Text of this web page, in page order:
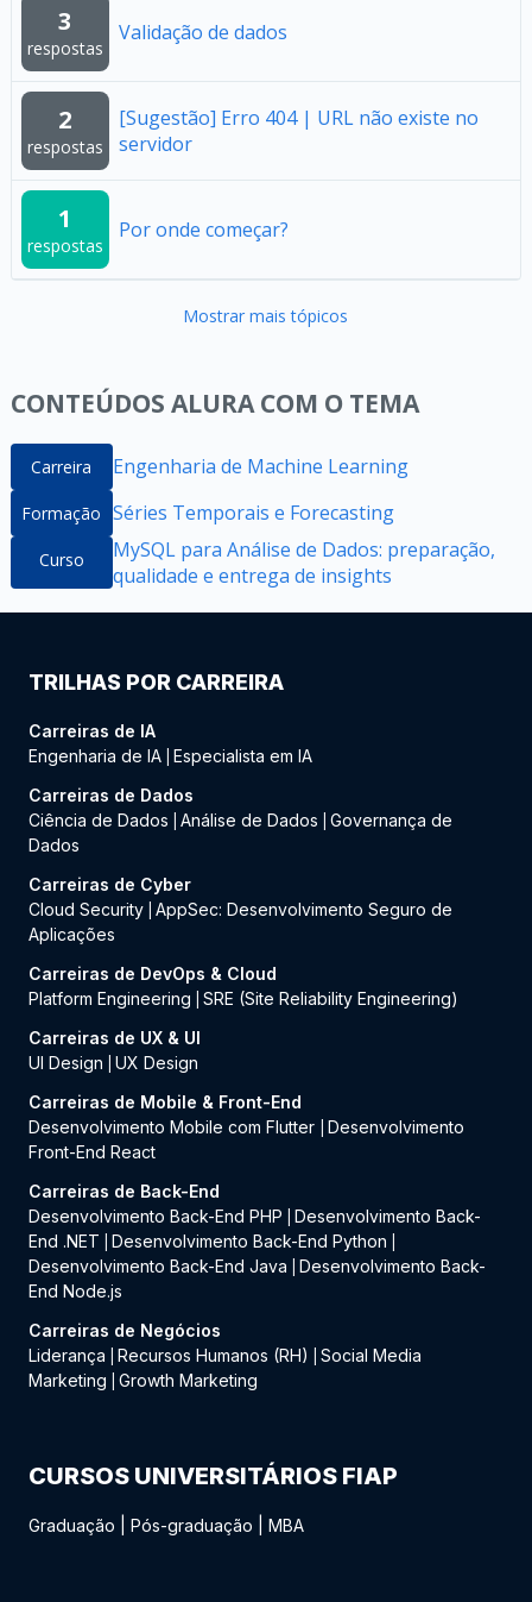
3
respostas
Validação de dados
2
respostas
[Sugestão] Erro 404 | URL não existe no
servidor
1
respostas
Por onde começar?
Mostrar mais tópicos
CONTEÚDOS ALURA COM O TEMA
Carreira Engenharia de Machine Learning
Formação Séries Temporais e Forecasting
Curso
MySQL para Análise de Dados: preparação,
qualidade e entrega de insights
TRILHAS POR CARREIRA
Carreiras de IA
Engenharia de IA Especialista em IA
Carreiras de Dados
Ciência de Dados
Análise de Dados
Governança de
Dados
Carreiras de Cyber
Cloud Security AppSec: Desenvolvimento Seguro de
Aplicações
Carreiras de DevOps & Cloud
Platform Engineering
SRE (Site Reliability Engineering)
Carreiras de UX & UI
UI Design
UX Design
Carreiras de Mobile & Front-End
Desenvolvimento Mobile com Flutter
Desenvolvimento
Front-End React
Carreiras de Back-End
Desenvolvimento Back-End PHP
Desenvolvimento Back-
End .NET
Desenvolvimento Back-End Python
Desenvolvimento Back-End Java
Desenvolvimento Back-
End Node.js
Carreiras de Negócios
Liderança
Recursos Humanos (RH)
Social Media
Marketing
Growth Marketing
CURSOS UNIVERSITÁRIOS FIAP
Graduação Pós-graduação MBA